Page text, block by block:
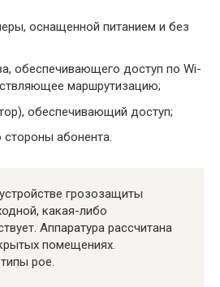
оснащенной питанием и без
обеспечивающего доступ по Wi-
маршрутизацию;
обеспечивающий доступ;
абонента.
грозозащиты
какая-либо
Аппаратура рассчитана
помещениях.
poe.